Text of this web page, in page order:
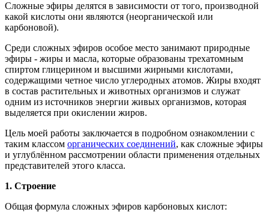
Сложные эфиры делятся в зависимости от того, производной
какой кислоты они являются (неорганической или
карбоновой).
Среди сложных эфиров особое место занимают природные
эфиры - жиры и масла, которые образованы трехатомным
спиртом глицерином и высшими жирными кислотами,
содержащими четное число углеродных атомов. Жиры входят
в состав растительных и животных организмов и служат
одним из источников энергии живых организмов, которая
выделяется при окислении жиров.
Цель моей работы заключается в подробном ознакомлении с
таким классом органических соединений, как сложные эфиры
и углублённом рассмотрении области применения отдельных
представителей этого класса.
1. Строение
Общая формула сложных эфиров карбоновых кислот: